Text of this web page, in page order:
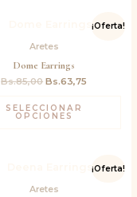
¡Oferta!
Aretes
Dome Earrings
Bs.85,00
original
Bs.85,00.
Bs.63,75
precio
SELECCIONAR
OPCIONES
¡Oferta!
Aretesoriginal
precio